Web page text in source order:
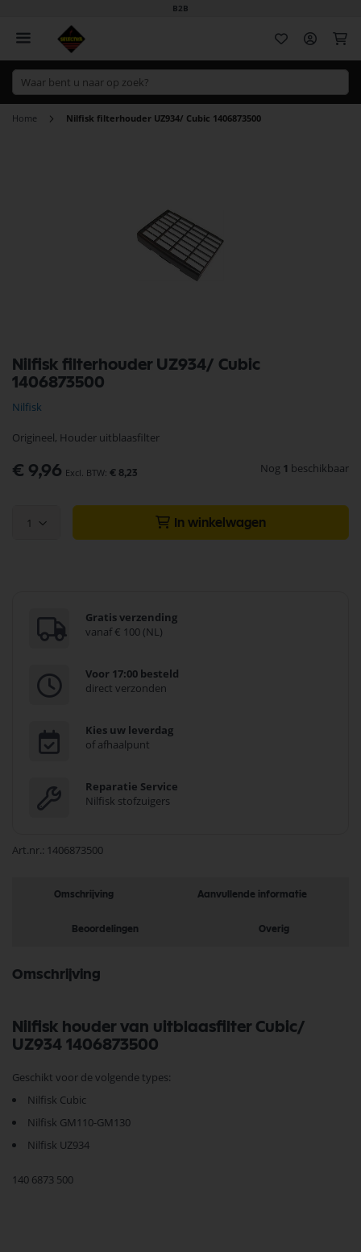
B2B
Home Nilfisk filterhouder UZ934/ Cubic 1406873500
Nilfisk filterhouder UZ934/ Cubic
1406873500
Nilfisk
Origineel, Houder uitblaasfilter
€ 9,96 € 8,23 Nog 1 beschikbaar
1 In winkelwagen
Gratis verzending
vanaf € 100 (NL)
Voor 17:00 besteld
direct verzonden
Kies uw leverdag
of afhaalpunt
Reparatie Service
Nilfisk stofzuigers
Art.nr. 1406873500
naar
het
van
afbeeldingen-
Omschrijving Aanvullende informatie
Beoordelingen Overig
Omschrijving
Nilfisk houder van uitblaasfilter Cubic/
UZ934 1406873500
Geschikt voor de volgende types:
Nilfisk Cubic
Nilfisk GM110-GM130
Nilfisk UZ934
140 6873 500